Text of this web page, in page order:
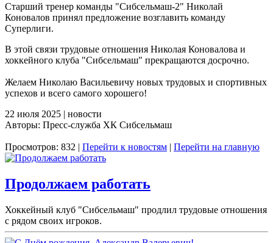
Старший тренер команды "Сибсельмаш-2" Николай
Коновалов принял предложение возглавить команду
Суперлиги.
В этой связи трудовые отношения Николая Коновалова и
хоккейного клуба "Сибсельмаш" прекращаются досрочно.
Желаем Николаю Васильевичу новых трудовых и спортивных
успехов и всего самого хорошего!
22 июля 2025 | новости
Авторы: Пресс-служба ХК Сибсельмаш
Просмотров: 832 | Перейти к новостям | Перейти на главную
Продолжаем работать
Хоккейный клуб "Сибсельмаш" продлил трудовые отношения
с рядом своих игроков.